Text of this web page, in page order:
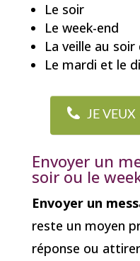
Le soir
Le week-end
La veille au
Le mardi et le
JE VEUX
Envoyer un
soir ou le
Envoyer un
reste un moyen
réponse ou